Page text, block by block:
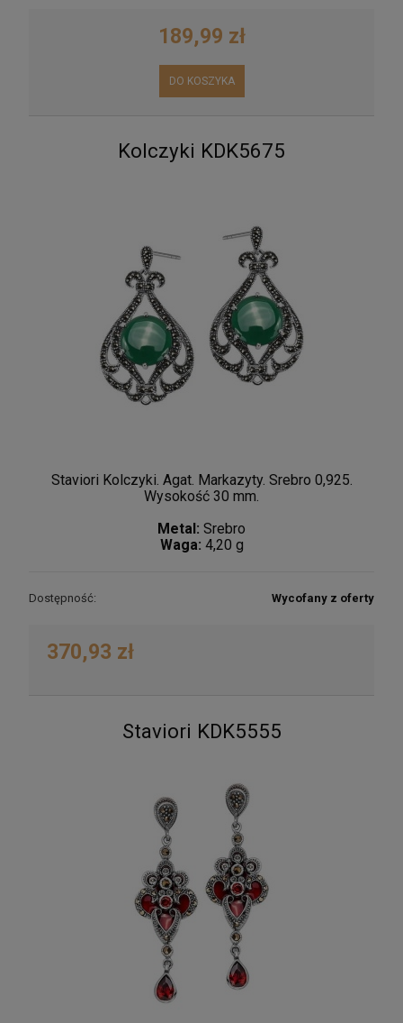
189,99 zł
DO KOSZYKA
Kolczyki KDK5675
Staviori Kolczyki. Agat. Markazyty. Srebro 0,925.
Wysokość 30 mm.
Metal: Srebro
Waga: 4,20 g
Dostępność: Wycofany z oferty
370,93 zł
Staviori KDK5555